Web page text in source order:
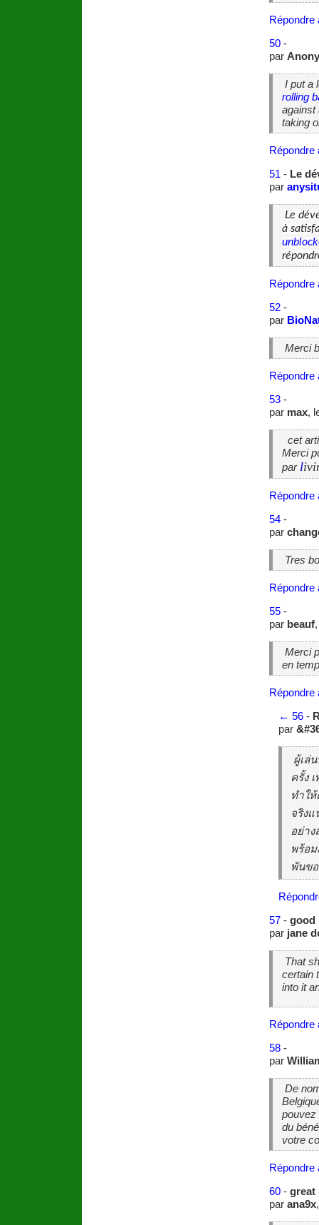
Répondre
50-
par
I put a
rolling
against
taking
Répondre
51- Le
par
Le
à
Répondre
52-
par
Merci
Répondre
53-
par max,
cet
Merci
par l
Répondre
54-
par
Tres
Répondre
55-
par beauf
Merci
en
Répondre
← 56-
par
ผู้เล่
ครั้ง
ทำใ
จริง
อย่าง
พร้อ
พันข
57- good
par jane
That
certain
into it
Répondre
58-
par
De
pouvez
du
votre
Répondre
60- great
par ana9x